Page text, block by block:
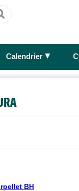
Ok
Calendrier ►
BH